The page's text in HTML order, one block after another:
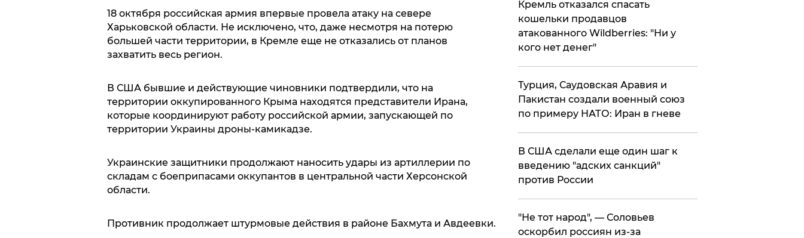
18 октября российская армия впервые провела атаку на севере
Харьковской области. Не исключено, что, даже несмотря на потерю
большей части территории, в Кремле еще не отказались от планов
захватить весь регион.
В США бывшие и действующие чиновники подтвердили, что на
территории оккупированного Крыма находятся представители Ирана,
которые координируют работу российской армии, запускающей по
территории Украины дроны-камикадзе.
Украинские защитники продолжают наносить удары из артиллерии по
складам с боеприпасами оккупантов в центральной части Херсонской
области.
Противник продолжает штурмовые действия в районе Бахмута и Авдеевки.
Кремль отказался спасать
кошельки продавцов
атакованного Wildberries: "Ни у
кого нет денег"
Турция, Саудовская Аравия и
Пакистан создали военный союз
по примеру НАТО: Иран в гневе
В США сделали еще один шаг к
введению "адских санкций"
против России
​"Не тот народ", — Соловьев
оскорбил россиян из-за